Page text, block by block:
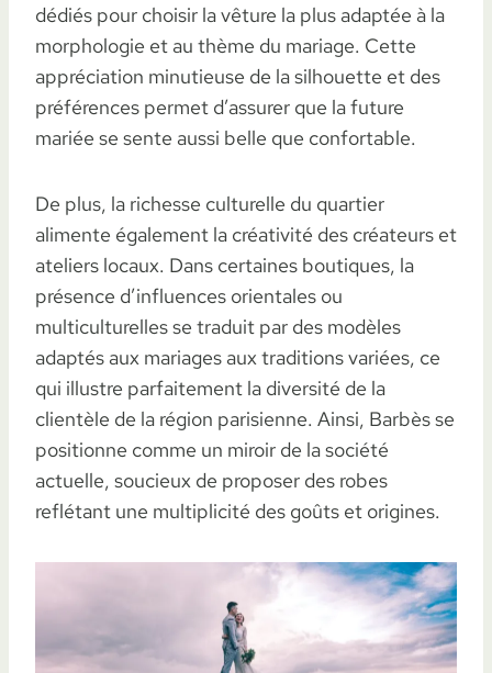
dédiés pour choisir la vêture la plus adaptée à la
morphologie et au thème du mariage. Cette
appréciation minutieuse de la silhouette et des
préférences permet d’assurer que la future
mariée se sente aussi belle que confortable.
De plus, la richesse culturelle du quartier
alimente également la créativité des créateurs et
ateliers locaux. Dans certaines boutiques, la
présence d’influences orientales ou
multiculturelles se traduit par des modèles
adaptés aux mariages aux traditions variées, ce
qui illustre parfaitement la diversité de la
clientèle de la région parisienne. Ainsi, Barbès se
positionne comme un miroir de la société
actuelle, soucieux de proposer des robes
reflétant une multiplicité des goûts et origines.